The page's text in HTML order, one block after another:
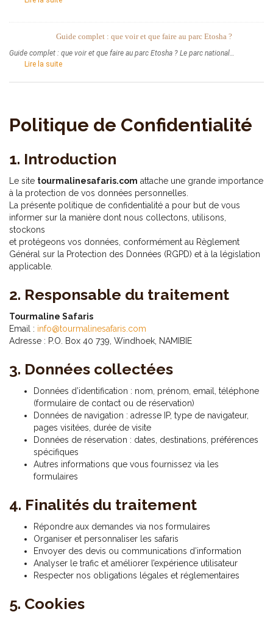
road
trip
4×4
réussi
dormir
:
Guide
lodges
de
Guide complet : que voir et que faire au parc Etosha ?
Guide complet : que voir et que faire au parc Etosha ? Le parc national…
Lire la suite:
et
faire
au
Etosha
?
Politique de Confidentialité
1. Introduction
Le site tourmalinesafaris.com attache une grande importance
à la protection de vos données personnelles.
La présente politique de confidentialité a pour but de vous
informer sur la manière dont nous collectons, utilisons,
stockons
et protégeons vos données, conformément au Règlement
Général sur la Protection des Données (RGPD) et à la législation
applicable.
2. Responsable du traitement
Tourmaline Safaris
Email : info@tourmalinesafaris.com
Adresse : P.O. Box 40 739, Windhoek, NAMIBIE
3. Données collectées
Données d’identification : nom, prénom, email, téléphone
(formulaire de contact ou de réservation)
Données de navigation : adresse IP, type de navigateur,
pages visitées, durée de visite
Données de réservation : dates, destinations, préférences
spécifiques
Autres informations que vous fournissez via les
formulaires
4. Finalités du traitement
Répondre aux demandes via nos formulaires
Organiser et personnaliser les safaris
Envoyer des devis ou communications d’information
Analyser le trafic et améliorer l’expérience utilisateur
Respecter nos obligations légales et réglementaires
5. Cookies